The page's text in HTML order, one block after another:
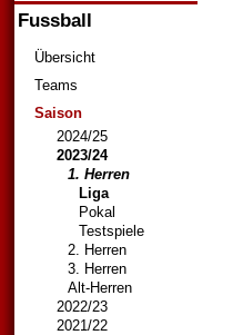
Fussball
Übersicht
Teams
Saison
2024/25
2023/24
1. Herren
Liga
Pokal
Testspiele
2. Herren
3. Herren
Alt-Herren
2022/23
2021/22